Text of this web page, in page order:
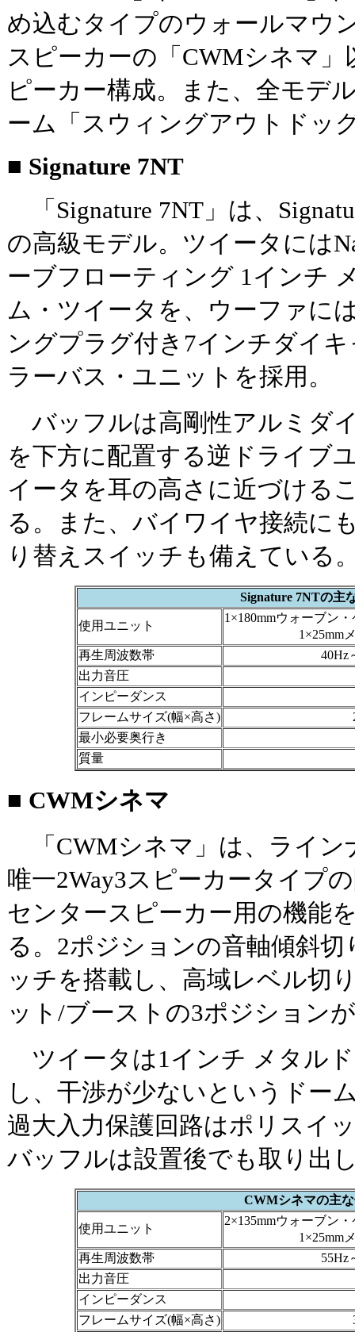
め込むタイプのウォールマウ
スピーカーの「CWMシネマ」
ピーカー構成。また、全モデ
ーム「スウィングアウトドッ
■ Signature 7NT
「Signature 7NT」は、
の高級モデル。ツイータには
ーブフローティング 1インチ
ム・ツイータを、ウーファに
ングプラグ付き7インチダイ
ラーバス・ユニットを採用。
バッフルは高剛性アルミダ
を下方に配置する逆ドライブ
イータを耳の高さに近づける
る。また、バイワイヤ接続に
り替えスイッチも備えている
Signature 7NTの主
使用ユニット
1×180mmウォーブン
1×25mm
再生周波数帯
40Hz
出力音圧
インピーダンス
フレームサイズ(幅×高さ)
最小必要奥行き
質量
■ CWMシネマ
「CWMシネマ」は、ライン
唯一2Way3スピーカータイプ
センタースピーカー用の機能
る。2ポジションの音軸傾斜切
ッチを搭載し、高域レベル切
ット/ブーストの3ポジション
ツイータは1インチ メタル
し、干渉が少ないというドー
過大入力保護回路はポリスイ
バッフルは設置後でも取り出
CWMシネマの主
使用ユニット
2×135mmウォーブン
1×25mm
再生周波数帯
55Hz
出力音圧
インピーダンス
フレームサイズ(幅×高さ)